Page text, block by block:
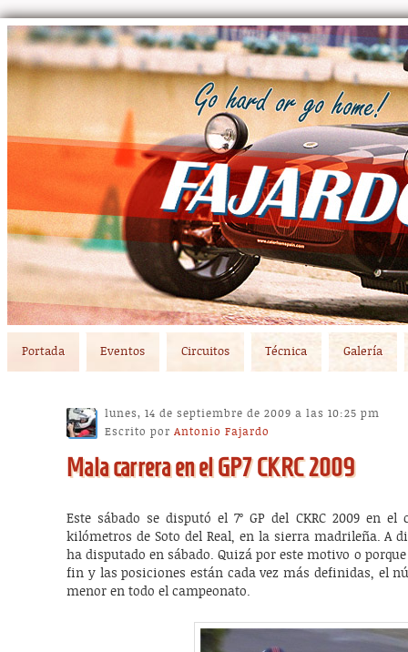
Skip to primary content
Skip to secondary content
Portada Eventos Circuitos Técnica Galería
Mala carrera en el GP7 CKRC 2009
lunes, 14 de septiembre de 2009 a las 10:25 pm
Escrito porAntonio Fajardo
Este sábado se disputó el 7º GP del CKRC 2009 en
kilómetros de Soto del Real, en la sierra madrileña. A
ha disputado en sábado. Quizá por este motivo o
fin y las posiciones están cada vez más definidas, el
menor en todo el campeonato.